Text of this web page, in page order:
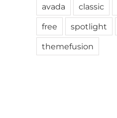
avada classic
free
spotlight
themefusion